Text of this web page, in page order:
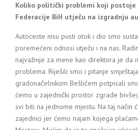
Koliko politički problemi koji postoje
Federacije BiH utječu na izgradnju
Autoceste nisu pusti otok i dio smo
poremećeni odnosi utječu i na nas.
najvažnije za mene kao direktora je da
problema. Riješili smo i pitanje
gradonačelnikom Bešlićem potpisali
ćemo u zajednički prostor zgrade
svi biti na jednome mjestu. Na taj način
zajednici jer ćemo najam kojega